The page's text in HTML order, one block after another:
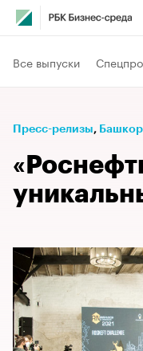
Все выпуски
Пресс-релизы⁠,